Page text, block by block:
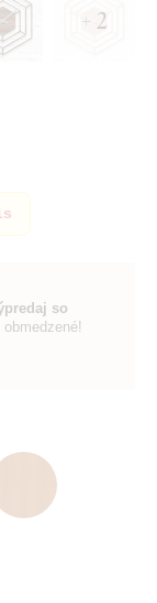
+ 2
so
obmedzené!